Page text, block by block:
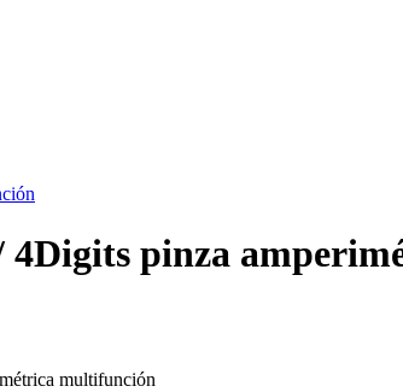
4Digits pinza
multifunción